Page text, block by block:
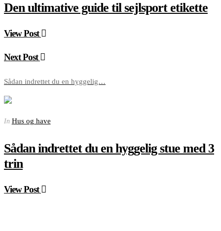
Den ultimative guide til sejlsport etikette
View Post
Next Post
Sådan indrettet du en hyggelig…
In Hus og have
Sådan indrettet du en hyggelig stue med 3
trin
View Post